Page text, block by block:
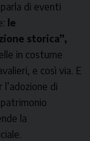
di eventi
le
storica”,
in costume
e così via. E
di
la